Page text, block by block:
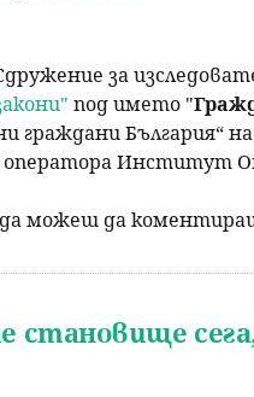
за
под името "
граждани България“
оператора Институт
да можеш да